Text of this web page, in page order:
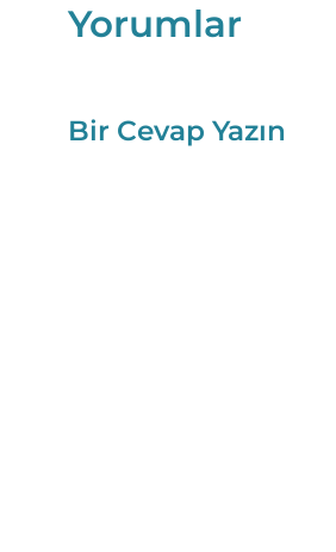
Yorumlar
Bir Cevap Yazın